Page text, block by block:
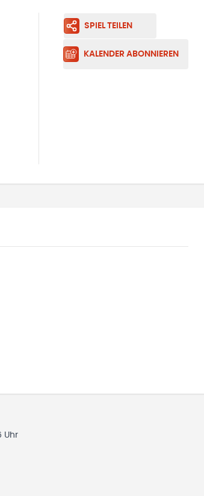
SPIEL TEILEN
KALENDER ABONNIEREN
Uhr